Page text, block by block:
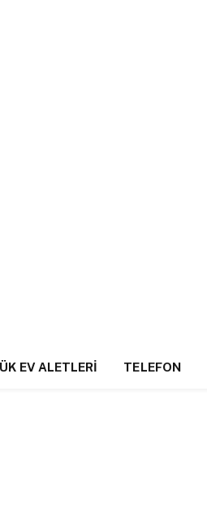
EV ALETLERI TELEFON